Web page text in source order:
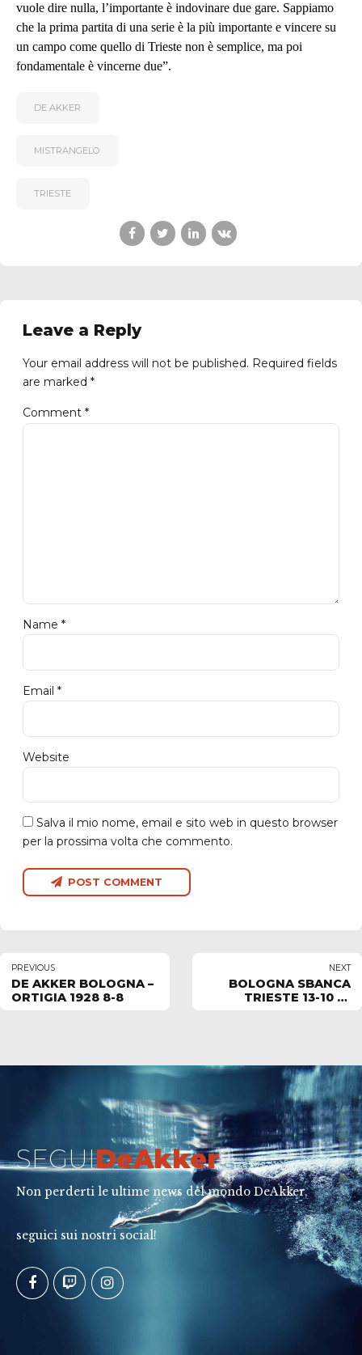
vuole dire nulla, l’importante è indovinare due gare. Sappiamo
che la prima partita di una serie è la più importante e vincere su
un campo come quello di Trieste non è semplice, ma poi
fondamentale è vincerne due”.
DE AKKER
MISTRANGELO
TRIESTE
Leave a Reply
Your email address will not be published. Required fields
are marked *
Comment *
Name *
Email *
Website
Salva il mio nome, email e sito web in questo browser
per la prossima volta che commento.
POST COMMENT
PREVIOUS
DE AKKER BOLOGNA –
ORTIGIA 1928 8-8
NEXT
BOLOGNA SBANCA
TRIESTE 13-10 IN
SEGUIDeAkker
Non perderti le ultime news del mondo DeAkker,
seguici sui nostri social!